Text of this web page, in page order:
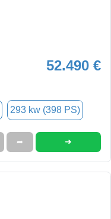
52.490 €
293 kw (398 PS)
➦ ➜